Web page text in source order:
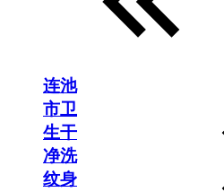
连池
市卫
生干
净洗
纹身